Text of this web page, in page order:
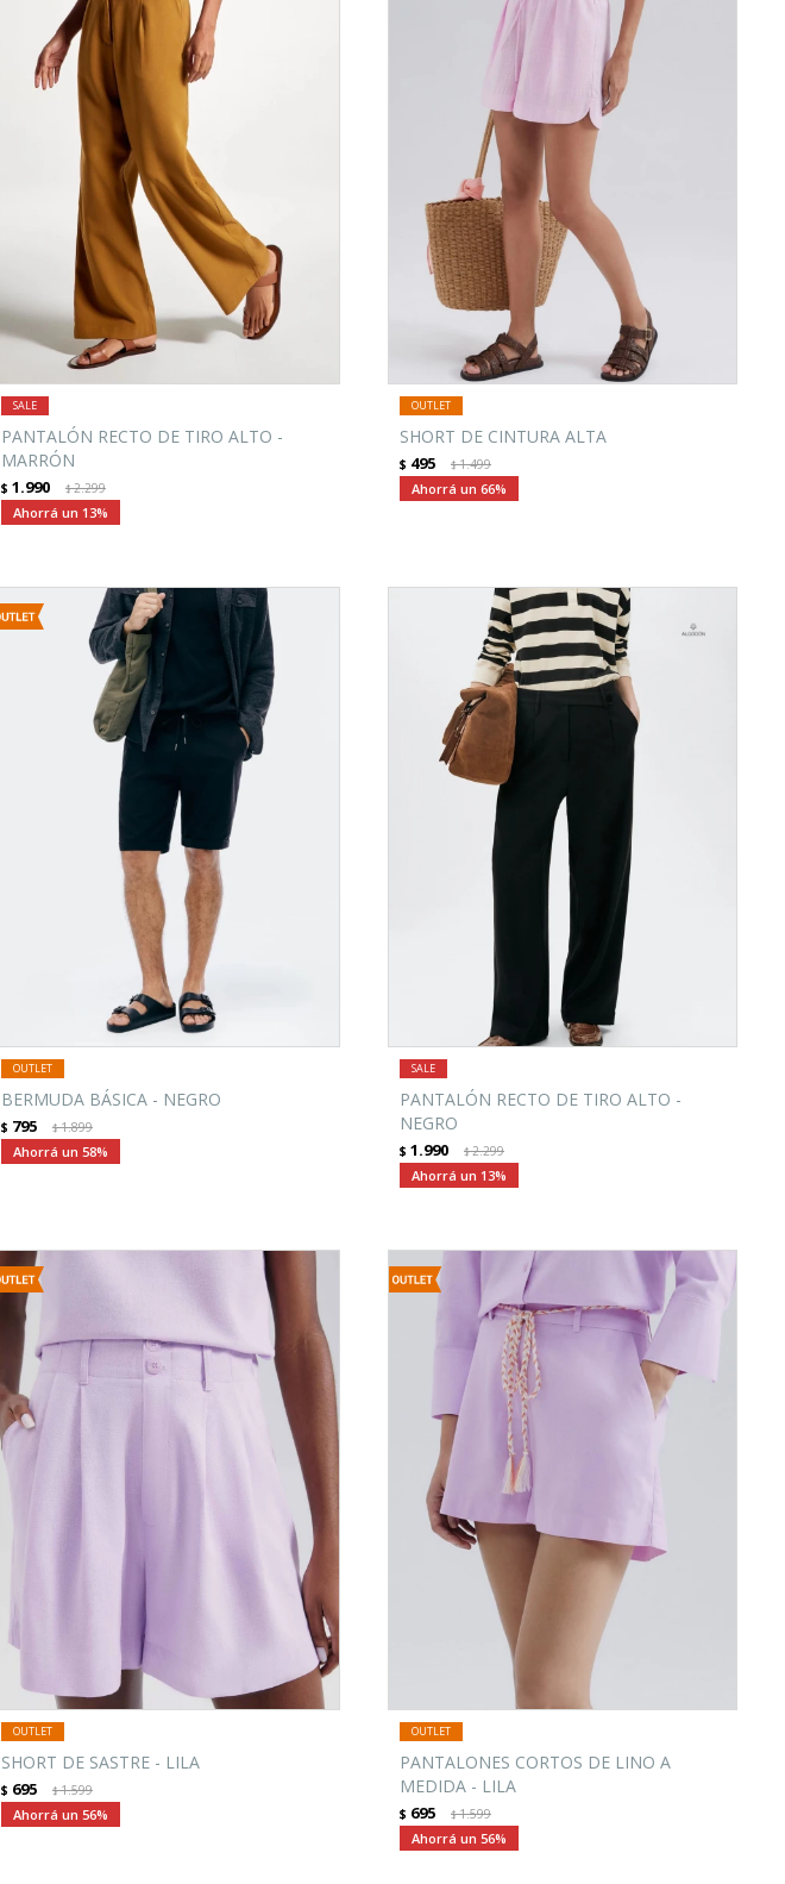
PANTALÓN RECTO DE TIRO ALTO -
MARRÓN
$ 1.990 $2.299
13
SHORT DE CINTURA ALTA
$ 495 $1.499
66
BERMUDA BÁSICA - NEGRO
$ 795 $1.899
58
PANTALÓN RECTO DE TIRO ALTO -
NEGRO
$ 1.990 $2.299
13
SHORT DE SASTRE - LILA
$ 695 $1.599
56
PANTALONES CORTOS DE LINO A
MEDIDA - LILA
$ 695 $1.599
56